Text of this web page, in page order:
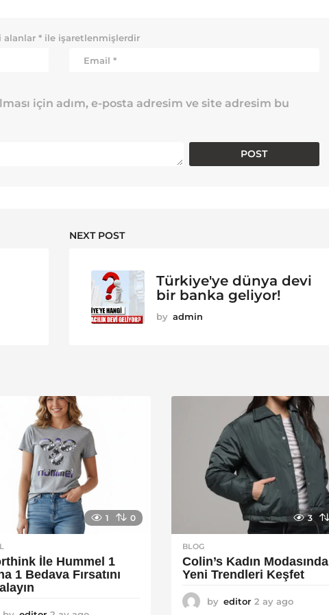
alanlar * ile işaretlenmişlerdir
için adım, e-posta adresim ve site adresim bu
NEXT POST
Türkiye'ye dünya devi
bir banka geliyor!
by admin
1 0
İle Hummel 1
1 Bedava Fırsatını
3
BLOG
Colin’s Kadın Modasında
Yeni Trendleri Keşfet
by editor 2 ay ago3